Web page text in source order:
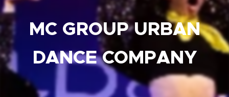
MC GROUP URBAN
DANCE COMPANY